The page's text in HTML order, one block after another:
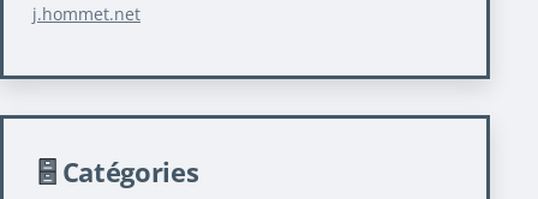
j.hommet.net
Catégories